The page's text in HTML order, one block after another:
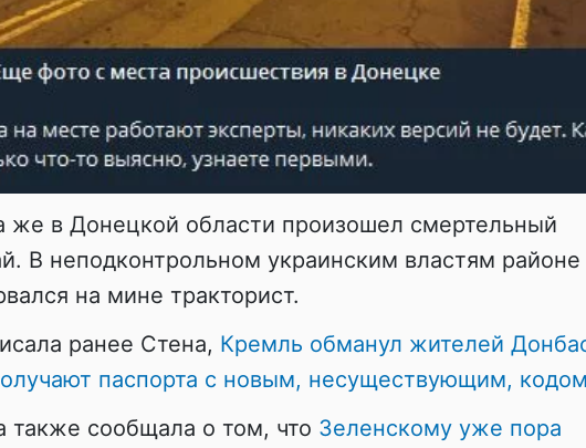
же в Донецкой области произошел смертельный
В неподконтрольном украинским властям районе
на мине тракторист.
ранее Стена, Кремль обманул жителей
паспорта с новым, несуществующим, кодом
также сообщала о том, что Зеленскому уже пора